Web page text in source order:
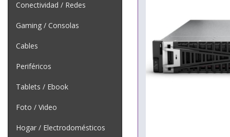
Conectividad / Redes
Gaming / Consolas
Cables
Periféricos
Tablets / Ebook
Foto / Video
Hogar / Electrodomésticos